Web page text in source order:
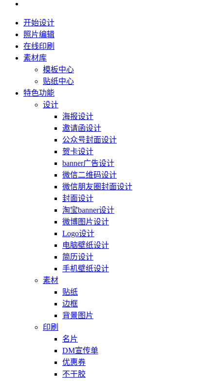
开始设计
照片编辑
在线印刷
素材库
模板中心
贴纸中心
特色功能
设计
海报设计
邀请函设计
公众号封面设计
贺卡设计
banner广告设计
微信二维码设计
微信朋友圈封面设计
封面设计
淘宝banner设计
微博图片设计
Logo设计
电脑壁纸设计
简历设计
手机壁纸设计
素材
贴纸
边框
背景图片
印刷
名片
DM宣传单
优惠券
不干胶